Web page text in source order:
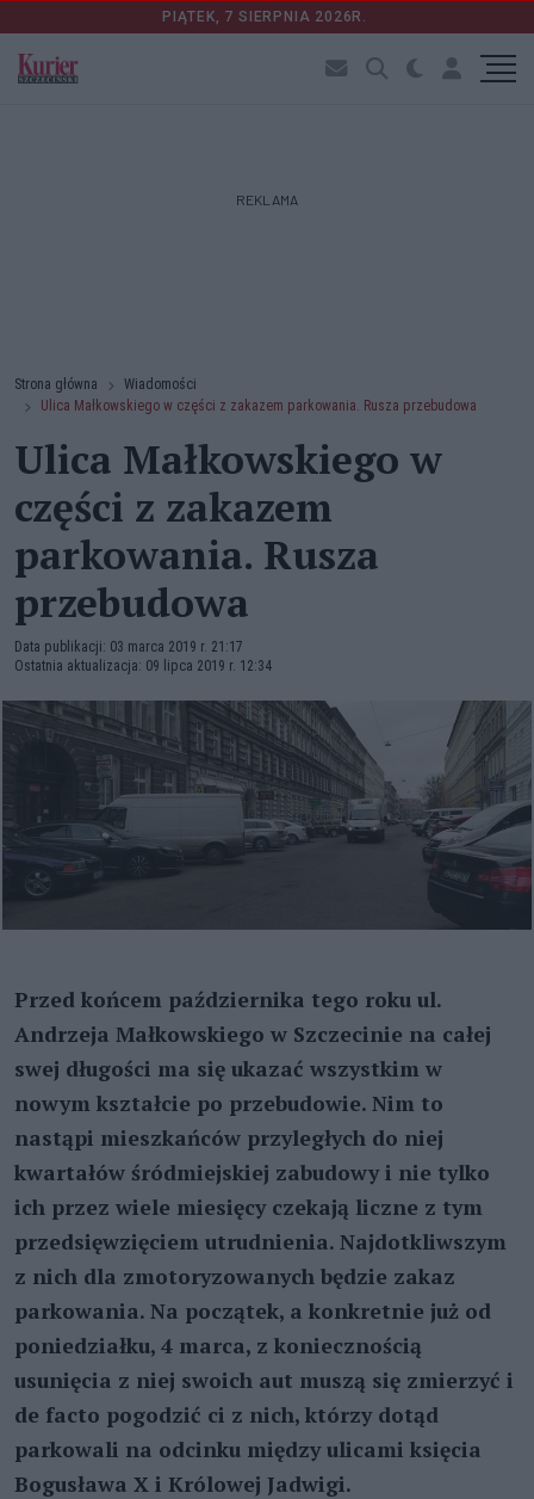
PIĄTEK, 7 SIERPNIA 2026R.
REKLAMA
Strona główna
Wiadomości
Ulica Małkowskiego w części z zakazem parkowania. Rusza przebudowa
Ulica Małkowskiego w
części z zakazem
parkowania. Rusza
przebudowa
Data publikacji: 03 marca 2019 r. 21:17
Ostatnia aktualizacja: 09 lipca 2019 r. 12:34
Przed końcem października tego roku ul.
Andrzeja Małkowskiego w Szczecinie na całej
swej długości ma się ukazać wszystkim w
nowym kształcie po przebudowie. Nim to
nastąpi mieszkańców przyległych do niej
kwartałów śródmiejskiej zabudowy i nie tylko
ich przez wiele miesięcy czekają liczne z tym
przedsięwzięciem utrudnienia. Najdotkliwszym
z nich dla zmotoryzowanych będzie zakaz
parkowania. Na początek, a konkretnie już od
poniedziałku, 4 marca, z koniecznością
usunięcia z niej swoich aut muszą się zmierzyć i
de facto pogodzić ci z nich, którzy dotąd
parkowali na odcinku między ulicami księcia
Bogusława X i Królowej Jadwigi.